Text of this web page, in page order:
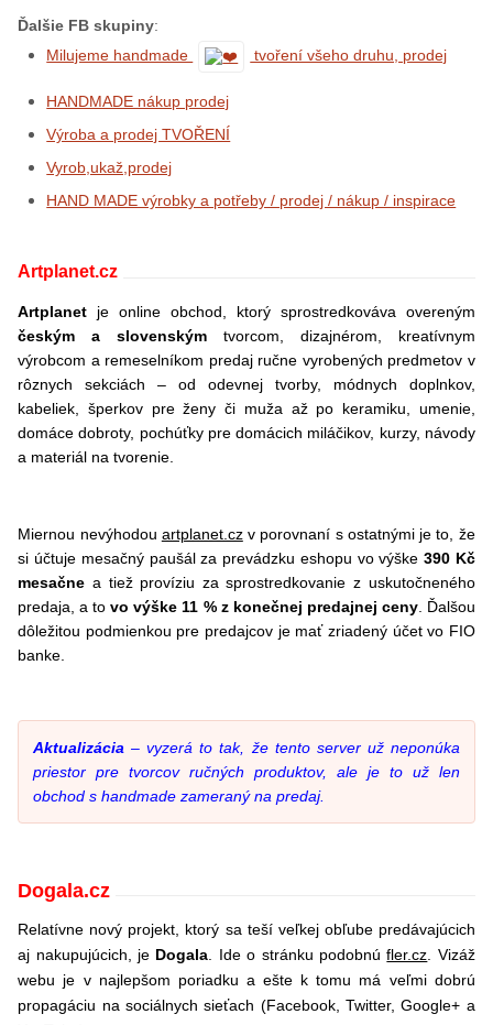
Ďalšie FB skupiny:
Milujeme handmade
tvoření všeho druhu, prodej
HANDMADE nákup prodej
Výroba a prodej TVOŘENÍ
Vyrob,ukaž,prodej
HAND MADE výrobky a potřeby / prodej / nákup / inspirace
Artplanet.cz
Artplanet je online obchod, ktorý sprostredkováva overeným
českým a slovenským tvorcom, dizajnérom, kreatívnym
výrobcom a remeselníkom predaj ručne vyrobených predmetov v
rôznych sekciách – od odevnej tvorby, módnych doplnkov,
kabeliek, šperkov pre ženy či muža až po keramiku, umenie,
domáce dobroty, pochúťky pre domácich miláčikov, kurzy, návody
a materiál na tvorenie.
Miernou nevýhodou artplanet.czv porovnaní s ostatnými je to, že
si účtuje mesačný paušál za prevádzku eshopu vo výške 390 Kč
mesačne a tiež províziu za sprostredkovanie z uskutočneného
predaja, a tovo výške 11 % z konečnej predajnej ceny. Ďalšou
dôležitou podmienkou pre predajcov je mať zriadený účet vo FIO
banke.
Aktualizácia – vyzerá to tak, že tento server už neponúka
priestor pre tvorcov ručných produktov, ale je to už len
obchod s handmade zameraný na predaj.
Dogala.cz
Relatívne nový projekt, ktorý sa teší veľkej obľube predávajúcich
aj nakupujúcich, je Dogala . Ide o stránku podobnúfler.cz . Vizáž
webu je v najlepšom poriadku a ešte k tomu má veľmi dobrú
propagáciu na sociálnych sieťach (Facebook, Twitter, Google+ a